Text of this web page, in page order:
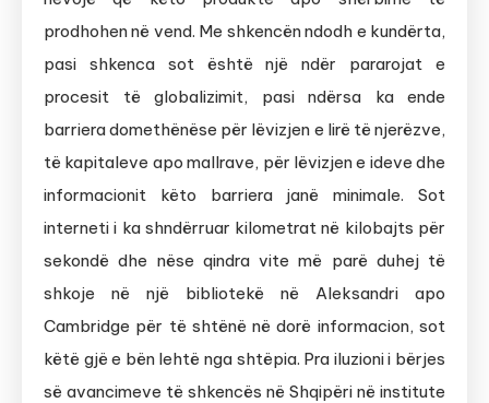
prodhohen në vend. Me shkencën ndodh e kundërta,
pasi shkenca sot është një ndër pararojat e
procesit të globalizimit, pasi ndërsa ka ende
barriera domethënëse për lëvizjen e lirë të njerëzve,
të kapitaleve apo mallrave, për lëvizjen e ideve dhe
informacionit këto barriera janë minimale. Sot
interneti i ka shndërruar kilometrat në kilobajts për
sekondë dhe nëse qindra vite më parë duhej të
shkoje në një bibliotekë në Aleksandri apo
Cambridge për të shtënë në dorë informacion, sot
këtë gjë e bën lehtë nga shtëpia. Pra iluzioni i bërjes
së avancimeve të shkencës në Shqipëri në institute